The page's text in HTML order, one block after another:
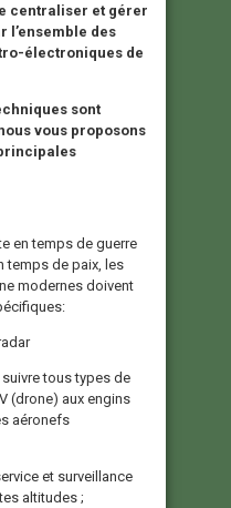
centraliser et gérer
l’ensemble des
électroniques de
sont
vous proposons
en temps de guerre
temps de paix, les
modernes doivent
tous types de
(drone) aux engins
aéronefs
et surveillance
altitudes ;